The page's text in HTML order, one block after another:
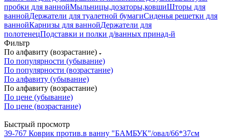
пробки для ваннойМыльницы,дозаторы,ковшиШторы для
ваннойДержатели для туалетной бумагиСиденья решетки для
ваннойКарнизы для ваннойДержатели для
полотенецПодставки и полки д/ванных принад-й
Фильтр
По алфавиту (возрастание)
По популярности (убывание)
По популярности (возрастание)
По алфавиту (убывание)
По алфавиту (возрастание)
По цене (убывание)
По цене (возрастание)
Быстрый просмотр
39-767 Коврик против.в ванну "БАМБУК"/овал/66*37см